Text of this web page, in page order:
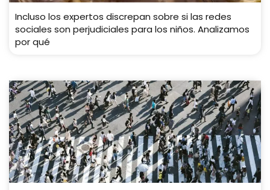
Incluso los expertos discrepan sobre si las redes
sociales son perjudiciales para los niños. Analizamos
por qué